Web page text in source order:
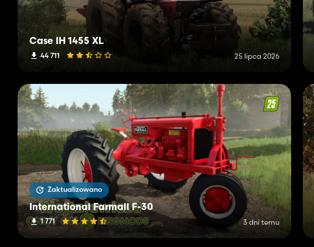
Case IH 1455 XL
44 711 25 lipca 2026
Zaktualizowano
International Farmall F-30
1 771 3 dni temu